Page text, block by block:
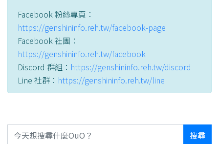
Facebook 粉絲專頁：
https://genshininfo.reh.tw/facebook-page
Facebook 社團：
https://genshininfo.reh.tw/facebook
Discord 群組： https://genshininfo.reh.tw/discord
Line 社群： https://genshininfo.reh.tw/line
搜尋